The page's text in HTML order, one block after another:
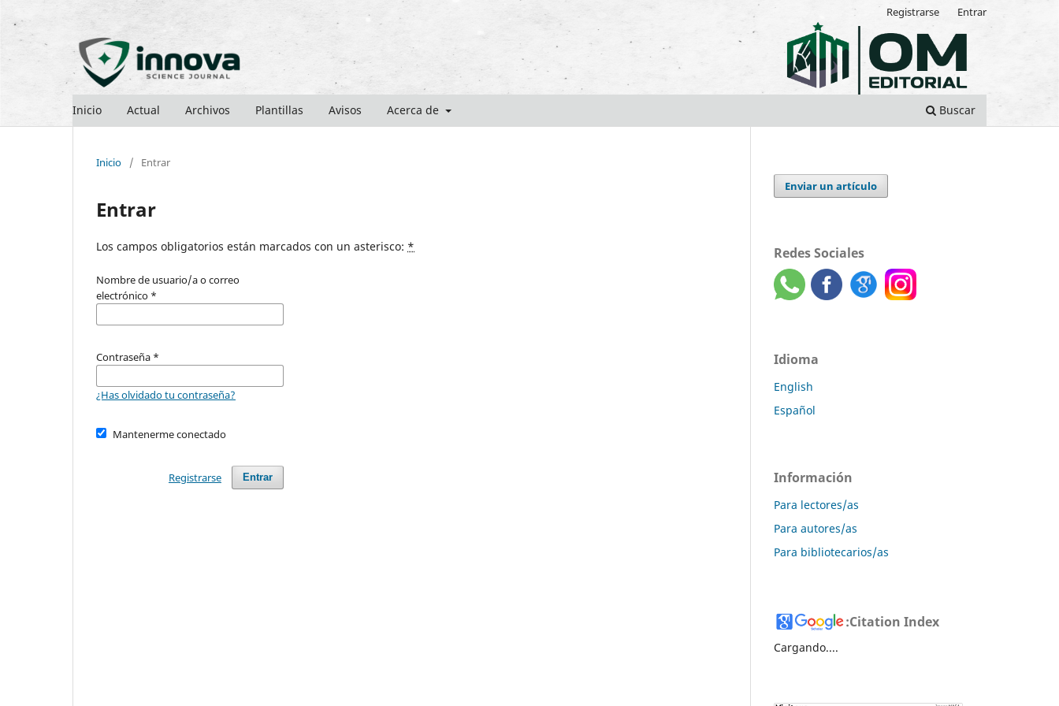
Inicio Actual Archivos Plantillas Avisos Acerca de Buscar
Registrarse Entrar
Inicio / Entrar
Entrar
Los campos obligatorios están marcados con un asterisco: *
Nombre de usuario/a o correo
electrónico *
Contraseña *
¿Has olvidado tu contraseña?
Mantenerme conectado
Entrar
Registrarse
Enviar un artículo
Redes Sociales
Idioma
English
Español
Información
Para lectores/as
Para autores/as
Para bibliotecarios/as
:Citation Index
Cargando....